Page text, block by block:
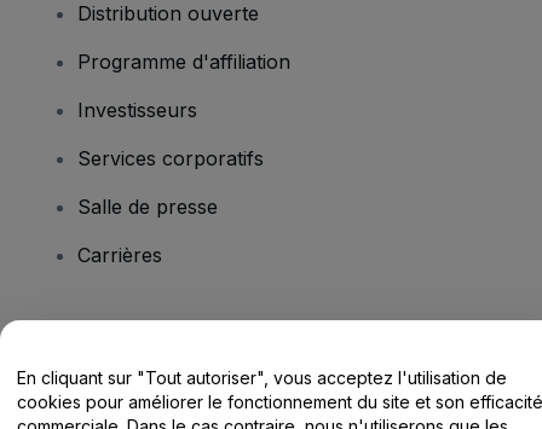
Distribution ouverte
Programme d'affiliation
Investisseurs
Services corporatifs
Salle de presse
Carrières
Centre d'assistance / Nous contacter
En cliquant sur "Tout autoriser", vous acceptez l'utilisation de
cookies pour améliorer le fonctionnement du site et son efficacité